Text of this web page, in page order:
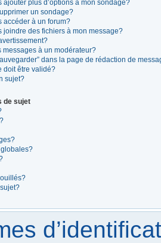
ajouter plus d’options à mon sondage?
un sondage?
accéder à un forum?
joindre des fichiers à mon message?
messages à un modérateur?
dans la page de rédaction de
doit être validé?
sujet?
de sujet